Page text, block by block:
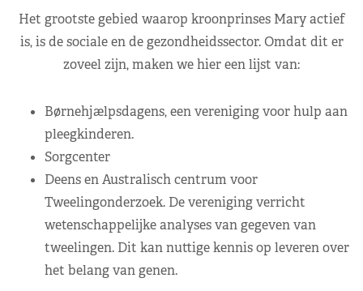
Het grootste gebied waarop kroonprinses Mary actief
is, is de sociale en de gezondheidssector. Omdat dit er
zoveel zijn, maken we hier een lijst van:
Børnehjælpsdagens, een vereniging voor hulp aan
pleegkinderen.
Sorgcenter
Deens en Australisch centrum voor
Tweelingonderzoek. De vereniging verricht
wetenschappelijke analyses van gegeven van
tweelingen. Dit kan nuttige kennis op leveren over
het belang van genen.